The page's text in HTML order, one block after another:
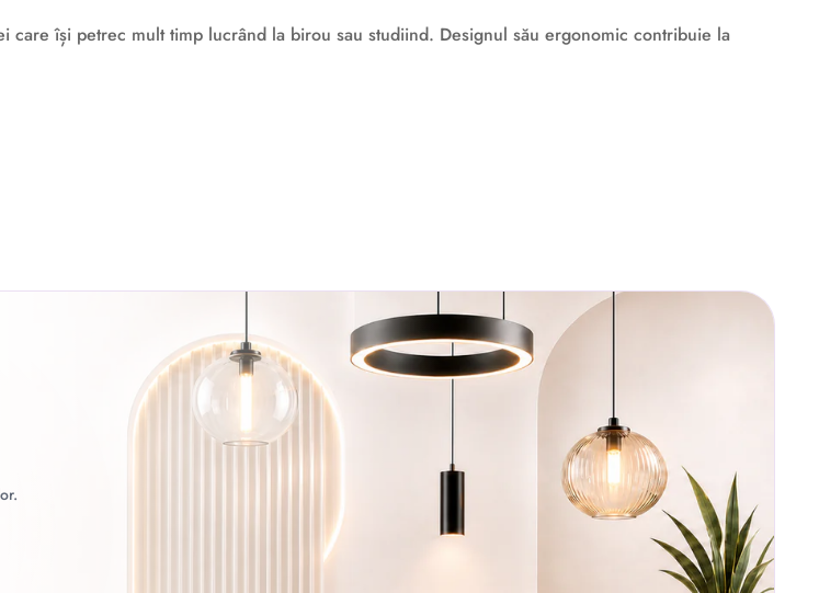
își petrec mult timp lucrând la birou sau studiind. Designul său ergonomic contribuie la